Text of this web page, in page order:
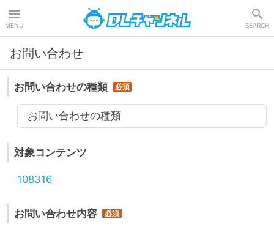
MENU SEARCH
お問い合わせ
お問い合わせの種類
お問い合わせの種類
対象コンテンツ
108316
お問い合わせ内容